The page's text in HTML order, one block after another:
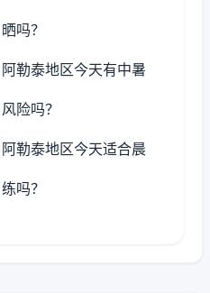
晒吗？
阿勒泰地区今天有中暑
风险吗？
阿勒泰地区今天适合晨
练吗？